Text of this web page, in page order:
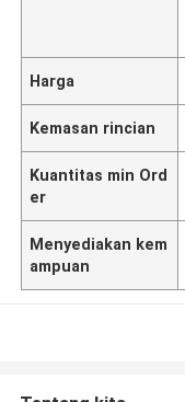
Harga
Kemasan rincian
Kuantitas min Ord
er
Menyediakan kem
ampuan